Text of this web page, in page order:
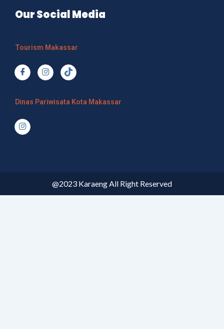
Our Social Media
Tourism Makassar
Dinas Pariwisata Kota Makassar
@2023 Karaeng All Right Reserved